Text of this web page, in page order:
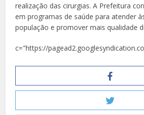
realização das cirurgias. A Prefeitura
em programas de saúde para atender
população e promover mais qualidade
c="https://